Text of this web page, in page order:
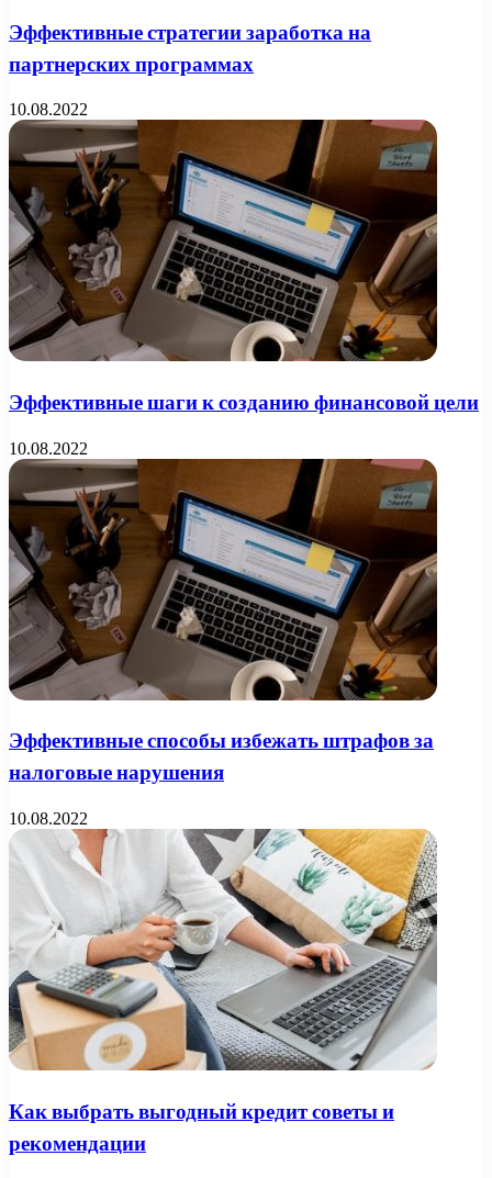
Эффективные стратегии заработка на
партнерских программах
10.08.2022
Эффективные шаги к созданию финансовой цели
10.08.2022
Эффективные способы избежать штрафов за
налоговые нарушения
10.08.2022
Как выбрать выгодный кредит советы и
рекомендации